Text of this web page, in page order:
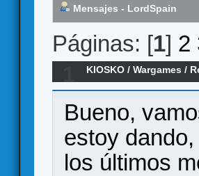
Mensajes - LordSpain
Páginas: [1] 2
KIOSKO /Wargames /
2023
Bueno,
estoy
los últimos